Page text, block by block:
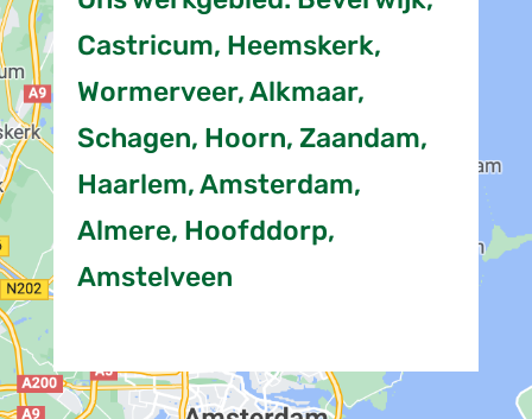
Castricum, Heemskerk,
Wormerveer, Alkmaar,
Schagen, Hoorn, Zaandam,
Haarlem, Amsterdam,
Almere, Hoofddorp,
Amstelveen